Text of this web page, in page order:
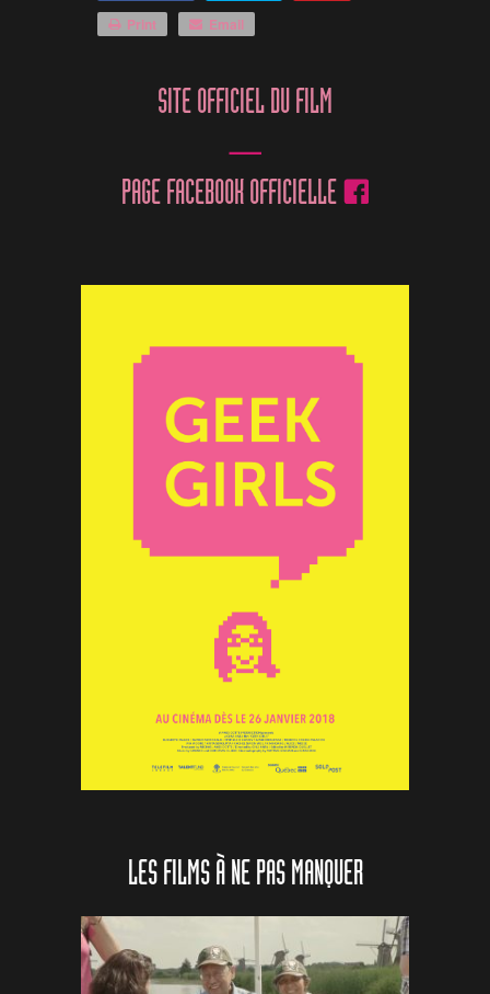
Print
Email
SITE OFFICIEL DU FILM
PAGE FACEBOOK OFFICIELLE
LES FILMS À NE PAS MANQUER